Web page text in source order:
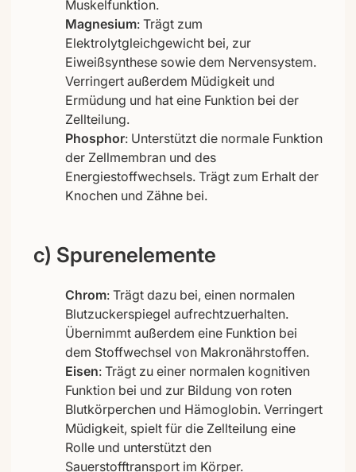
Muskelfunktion.
Magnesium: Trägt zum
Elektrolytgleichgewicht bei, zur
Eiweißsynthese sowie dem Nervensystem.
Verringert außerdem Müdigkeit und
Ermüdung und hat eine Funktion bei der
Zellteilung.
Phosphor: Unterstützt die normale Funktion
der Zellmembran und des
Energiestoffwechsels. Trägt zum Erhalt der
Knochen und Zähne bei.
c) Spurenelemente
Chrom: Trägt dazu bei, einen normalen
Blutzuckerspiegel aufrechtzuerhalten.
Übernimmt außerdem eine Funktion bei
dem Stoffwechsel von Makronährstoffen.
Eisen: Trägt zu einer normalen kognitiven
Funktion bei und zur Bildung von roten
Blutkörperchen und Hämoglobin. Verringert
Müdigkeit, spielt für die Zellteilung eine
Rolle und unterstützt den
Sauerstofftransport im Körper.